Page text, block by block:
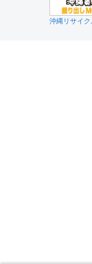
沖縄リサイク